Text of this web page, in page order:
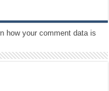
how your comment data is